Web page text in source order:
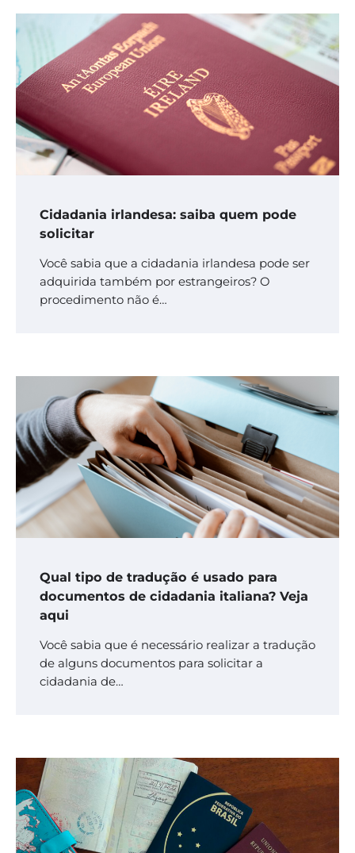
Cidadania irlandesa: saiba quem pode
solicitar
Você sabia que a cidadania irlandesa pode ser
adquirida também por estrangeiros? O
procedimento não é…
Qual tipo de tradução é usado para
documentos de cidadania italiana? Veja
aqui
Você sabia que é necessário realizar a tradução
de alguns documentos para solicitar a
cidadania de…